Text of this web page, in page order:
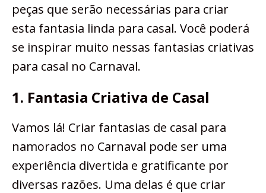
peças que serão necessárias para criar
esta fantasia linda para casal. Você poderá
se inspirar muito nessas fantasias criativas
para casal no Carnaval.
1. Fantasia Criativa de Casal
Vamos lá! Criar fantasias de casal para
namorados no Carnaval pode ser uma
experiência divertida e gratificante por
diversas razões. Uma delas é que criar